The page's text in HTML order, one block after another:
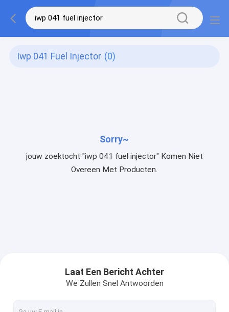
Iwp 041 Fuel Injector (0)
Sorry~
jouw zoektocht "iwp 041 fuel injector" Komen Niet
Overeen Met Producten.
Laat Een Bericht Achter
We Zullen Snel Antwoorden